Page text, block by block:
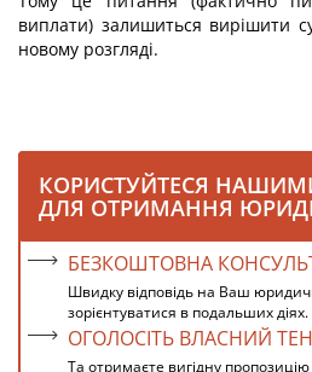
виплати) залишиться вирішити
новому розгляді.
КОРИСТУЙТЕСЯ
ДЛЯ ОТРИМАННЯ
БЕЗКОШТОВНА
Швидку відповідь на Ваш
зорієнтуватися в подальших діях.
ОГОЛОСІТЬ ВЛАСНИЙ
Та отримаєте вигідну